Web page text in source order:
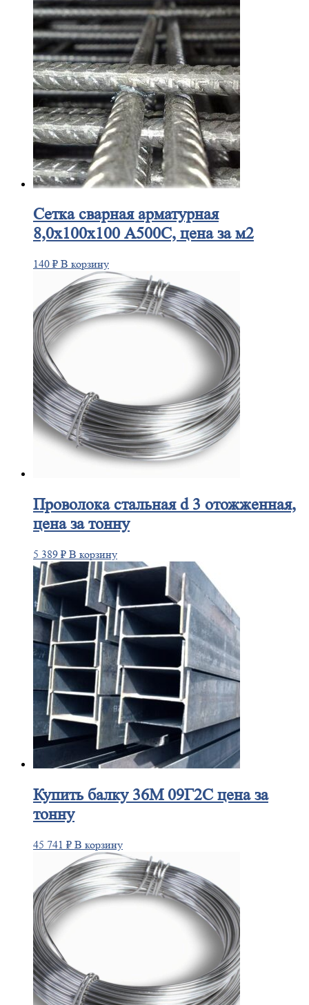
Сеткасварная арматурная
8,0х100х100 А500С, цена за м2
140 ₽ В корзину
Проволокастальная d 3 отожженная,
цена за тонну
5 389 ₽ В корзину
Купитьбалку 36М 09Г2С цена за
тонну
45 741 ₽ В корзину